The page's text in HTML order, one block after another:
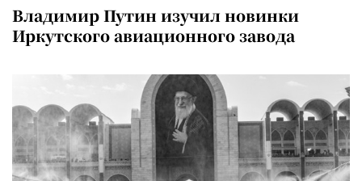
Владимир Путин изучил новинки
Иркутского авиационного завода